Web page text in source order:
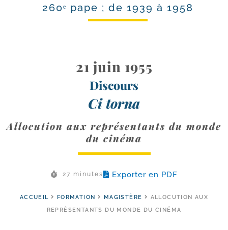
260ᵉ pape ; de 1939 à 1958
21 juin 1955
Discours
Ci torna
Allocution aux représentants du monde
du cinéma
27 minutes Exporter en PDF
ACCUEIL FORMATION MAGISTÈRE
ALLOCUTION AUX
REPRÉSENTANTS DU MONDE DU CINÉMA